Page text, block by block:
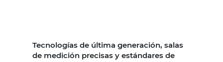
Tecnologías de última generación, salas
de medición precisas y estándares de